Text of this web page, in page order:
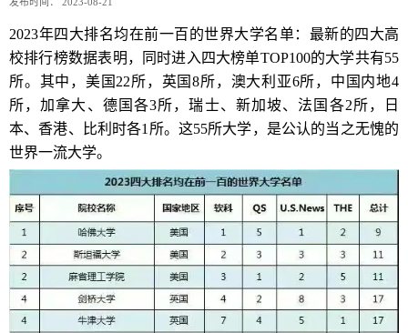
2023年四大排名均在前一百的世界大学名单： 最新的四大高
校排行榜数据表明，同时进入四大榜单TOP100的大学共有55
所。其中，美国22所，英国8所，澳大利亚6所，中国内地4
所，加拿大、德国各3所，瑞士、新加坡、法国各2所，日
本、香港、比利时各1所。这55所大学，是公认的当之无愧的
世界一流大学。